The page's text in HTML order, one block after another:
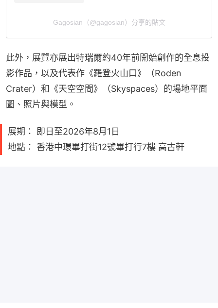
Gagosian（@gagosian）分享的貼文
此外，展覽亦展出特瑞爾約40年前開始創作的全息投
影作品，以及代表作《羅登火山口》（Roden
Crater）和《天空空間》（Skyspaces）的場地平面
圖、照片與模型。
展期： 即日至2026年8月1日
地點： 香港中環畢打街12號畢打行7樓 高古軒